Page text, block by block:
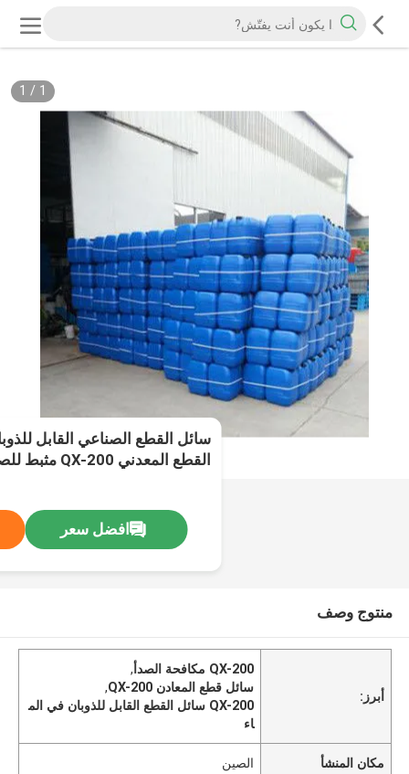
1
/
1
سائل القطع الصناعي القابل
القطع المعدني QX-200 مثبط للصدأ
افضل سعر
منتوج وصف
أبرز:
QX-200 مكافحة الصدأ
,
سائل قطع المعادن QX-200
,
QX-200 سائل القطع القابل للذوبان في الم
اء
مكان المنشأ الصين